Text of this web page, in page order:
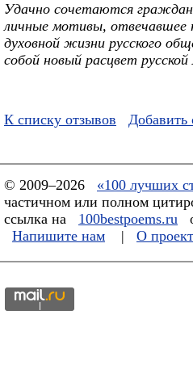
Удачно сочетаются
личные мотивы,
духовной жизни русского
собой новый расцвет
К списку отзывов Добавить
© 2009–2026 «100 лучших
частичном или полном
ссылка на
100bestpoems.ru
Напишите нам
| О